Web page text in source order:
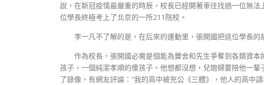
說，在新冠疫情最嚴重的時辰，校長已經開著車往找過一位無
位學長終極考上了北京的一所211院校。
李一凡不了解的是，在后來的運動里，張開國把這位學長
作為校長，張開國必需是個能為黌舍和先生爭奪到各類資
孩子，一個純潔孝順的傻孩子。他想都沒想，兒媳婦要陪他一
了錄像，有網友評論：“我的高中被充公《三體》，他人的高中